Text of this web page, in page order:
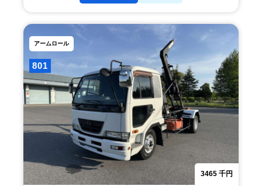
3465 千円
801
アームロール